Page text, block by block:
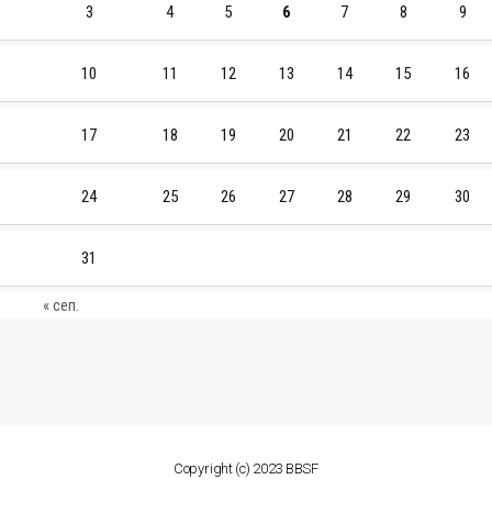
« сеп.
3 4 5 6 7 8 9
10 11 12 13 14 15 16
17 18 19 20 21 22 23
24 25 26 27 28 29 30
31
Copyright (c) 2023 BBSF